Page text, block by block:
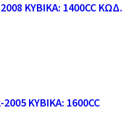
ΚΥΒΙΚΑ: 1400CC ΚΩΔ.
ΚΥΒΙΚΑ: 1600CC